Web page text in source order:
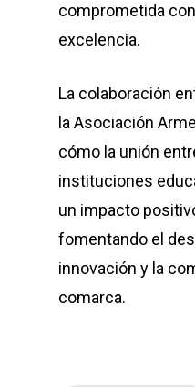
comprometida
excelencia.
La colaboración
la Asociación
cómo la unión
instituciones
un impacto
fomentando el
innovación y la
comarca.